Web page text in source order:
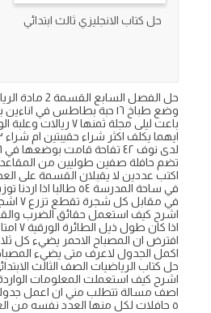
حل كتاب الانجليزي ثالث ابتدائي
حل الفصل السابع القسمة 2 مادة الرياضيات للصف الثالث الابتدائي الفصل الدراسي الثاني ف٢ حلول اسئلة دروس الفصل السابع القسمة 2 رياضيات ثالث ابتدائي الجزء الثاني ف2 على موقع نماذجي التعليمي.
وضع طباخ ١٦ حبة بطاطس في اناءين بالتساوي فاي جملة عددية تبين عدد الحبات في كل اناء؟
باعت ليلى مجلة ثمنها ٧ ريالات وعلبة الوان ثمنها ١٣ ريالا كان معها ٩ ريالات فكم ريالا اصبح معها ؟
ايهما يكلف اكثر شراء حقيبتين ام شراء ٣ احذية
لدى نوف ٤٢ تفاحة قامت بوضعها في ٦ اطباق بالتساوي فكم تفاحة وضعت في كل طبق
تضم حافلة صفين طوليين من المقاعد في كل صف ٢٠ مقعدا فكم حافلة من النوع
اكتب عددين لا يقبلان القسمة على
في ساحة المدرسة ٥٤ طالبا اذا اردنا توزيعهم في ٦ مجموعات فكم طالبا في كل مجموعة ؟
في مقابل كل شجرة تقطع تزرع ٧ اشجار جديدة اذا زرعت ٥٦ شجرة جديدة فكم شجرة قد قطعت؟
اشرح كيف استعمل حقائق الضرب
اذا كان طول ذيل الطائرة الورقية ٧ امتار، ومع ماجد خيطا طوله ٥٦ مترا ويريد ان يصنع منه ذيولا لطائرات ورقية فكم ذيلا يمكنه ان يصنع ؟
افترض ان المصباح الاحمر يضيء كل
اكمل الجدول لاعرف متى يضيء
حل كتاب الرياضيات الصف الثالث الابتدائي
اشرح كيف استعملت المعلومات
اصف مسالة تتطلب مني ان اعمل
٥ حافلات لكل منها العدد نفسه من العجلات، اذا كان مجموع عجلاتها ٣٠ عجلة فما عدد عجلات كل منها ؟